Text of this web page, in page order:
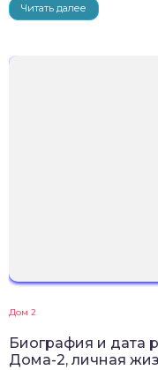
Читать далее
Дом 2
Биография и дата
Дома-2, личная